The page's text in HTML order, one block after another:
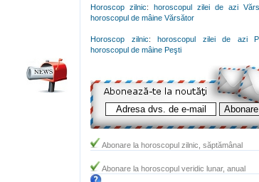
Horoscop zilnic: horoscopul zilei de azi
horoscopul de mâine Vărsător
Horoscop zilnic:horoscopul zilei de azi
horoscopul de mâine Peşti
Abonare la horoscopul zilnic, săptămânal
Abonare la horoscopul veridic lunar, anual